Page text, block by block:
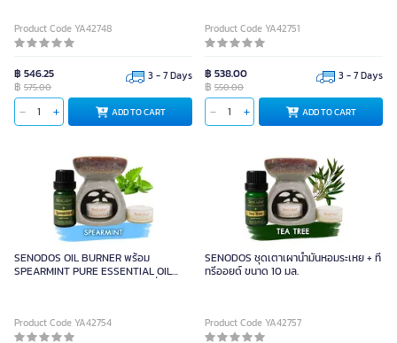
Product Code YA42748
฿ 546.25
฿ 575.00
3 - 7 Days
ADD TO CART
Product Code YA42751
฿ 538.00
฿ 550.00
3 - 7 Days
ADD TO CART
SENODOS OIL BURNER พร้อม
SPEARMINT PURE ESSENTIAL OIL
Product Code YA42754
SENODOS ชุดเตาเผาน้ำมันหอมระเหย + ที
ทรีออยด์ ขนาด 10 มล.
Product Code YA42757